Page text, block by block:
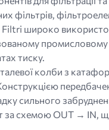
фільтрів,
широко
тиску.
колби з
сильного
схемою OUT → IN,